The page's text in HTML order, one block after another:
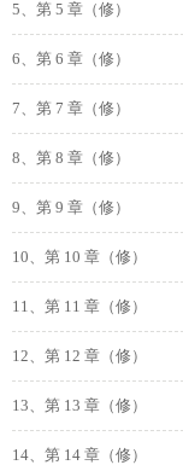
5、第 5 章（修）
6、第 6 章（修）
7、第 7 章（修）
8、第 8 章（修）
9、第 9 章（修）
10、第 10 章（修）
11、第 11 章（修）
12、第 12 章（修）
13、第 13 章（修）
14、第 14 章（修）